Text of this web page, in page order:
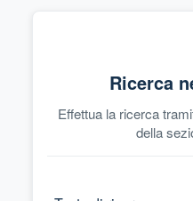
Ricerca
Effettua la ricerca
della